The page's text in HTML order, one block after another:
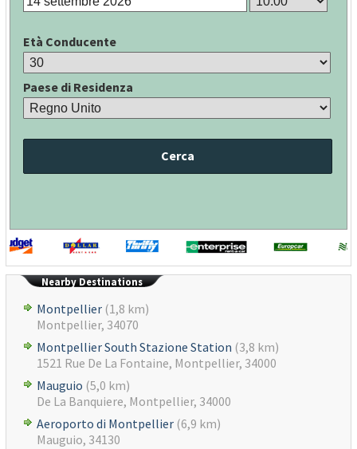
Età Conducente
Paese di Residenza
Cerca
Nearby Destinations
Montpellier (1,8 km)
Montpellier, 34070
Montpellier South Stazione Station (3,8 km)
1521 Rue De La Fontaine, Montpellier, 34000
Mauguio (5,0 km)
De La Banquiere, Montpellier, 34000
Aeroporto di Montpellier (6,9 km)
Mauguio, 34130